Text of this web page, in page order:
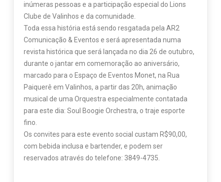
inúmeras pessoas e a participação especial do Lions
Clube de Valinhos e da comunidade.
Toda essa história está sendo resgatada pela AR2
Comunicação & Eventos e será apresentada numa
revista histórica que será lançada no dia 26 de outubro,
durante o jantar em comemoração ao aniversário,
marcado para o Espaço de Eventos Monet, na Rua
Paiquerê em Valinhos, a partir das 20h, animação
musical de uma Orquestra especialmente contatada
para este dia: Soul Boogie Orchestra, o traje esporte
fino.
Os convites para este evento social custam R$90,00,
com bebida inclusa e bartender, e podem ser
reservados através do telefone: 3849-4735.